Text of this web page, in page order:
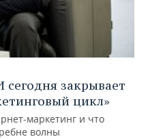
закрывает
цикл»
маркетинг и что
волны